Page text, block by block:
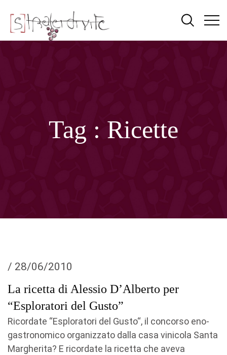
Tag : Ricette
/ 28/06/2010
La ricetta di Alessio D’Alberto per
“Esploratori del Gusto”
Ricordate “Esploratori del Gusto“, il concorso eno-
gastronomico organizzato dalla casa vinicola Santa
Margherita? E ricordate la ricetta che aveva